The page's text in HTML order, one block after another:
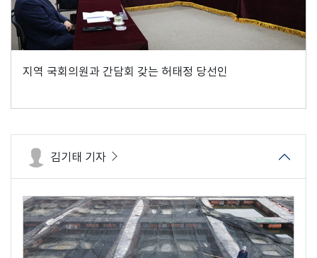
지역 국회의원과 간담회 갖는 허태정 당선인
김기태 기자